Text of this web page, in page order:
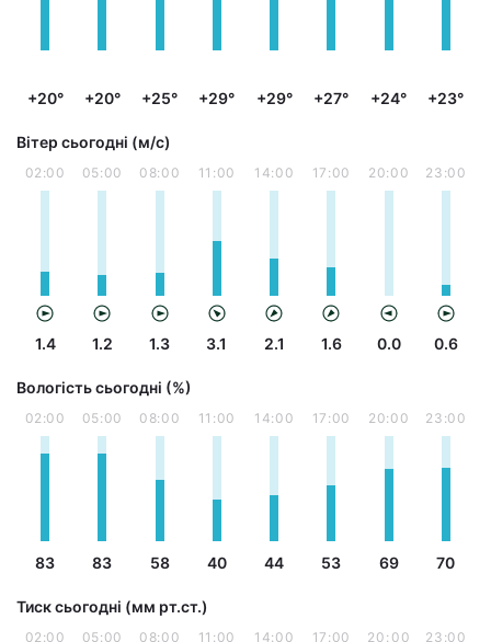
+20° +20° +25° +29° +29° +27° +24° +23°
Вітер сьогодні (м/с)
02:00
1.4
05:00
1.2
08:00
1.3
11:00
3.1
14:00
2.1
17:00
1.6
20:00
0.0
23:00
0.6
Вологість сьогодні (%)
02:00
83
05:00
83
08:00
58
11:00
40
14:00
44
17:00
53
20:00
69
23:00
70
Тиск сьогодні (мм рт.ст.)
02:00 05:00 08:00 11:00 14:00 17:00 20:00 23:00